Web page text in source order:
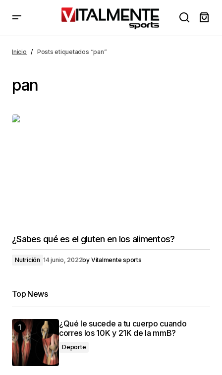
Inicio Posts etiquetados “pan”
pan
¿Sabes qué es el gluten en los alimentos?
Nutrición 14 junio, 2022by Vitalmente sports
Top News
¿Qué le sucede a tu cuerpo cuando
corres los 10K y 21K de la mmB?
Deporte